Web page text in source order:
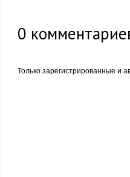
0
Только зарегистрированные и